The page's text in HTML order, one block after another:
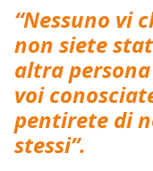
“Nessuno vi
non siete
altra
voi
pentirete di
stessi”.